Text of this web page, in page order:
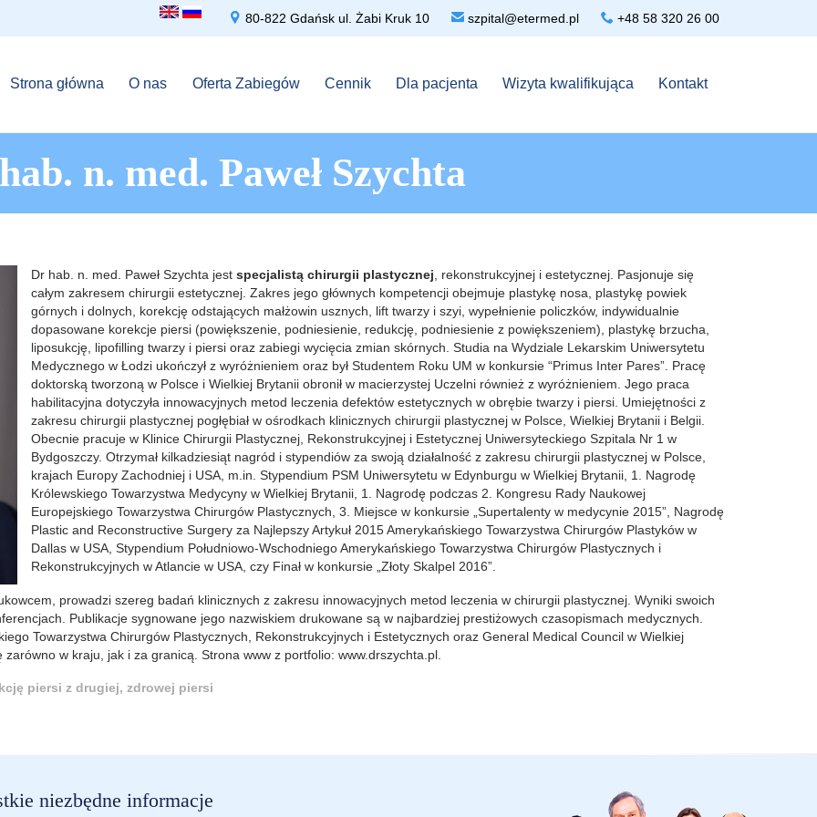
 80-822 Gdańsk ul. Żabi Kruk 10  szpital@etermed.pl  +48 58 320 26 00
Strona główna O nas Oferta Zabiegów Cennik Dla pacjenta Wizyta kwalifikująca Kontakt
n. med. Paweł Szychta
Dr hab. n. med. Paweł Szychta jest specjalistą chirurgii plastycznej , rekonstrukcyjnej i estetycznej. Pasjonuje się
całym zakresem chirurgii estetycznej. Zakres jego głównych kompetencji obejmuje plastykę nosa, plastykę powiek
górnych i dolnych, korekcję odstających małżowin usznych, lift twarzy i szyi, wypełnienie policzków, indywidualnie
dopasowane korekcje piersi (powiększenie, podniesienie, redukcję, podniesienie z powiększeniem), plastykę brzucha,
liposukcję, lipofilling twarzy i piersi oraz zabiegi wycięcia zmian skórnych. Studia na Wydziale Lekarskim Uniwersytetu
Medycznego w Łodzi ukończył z wyróżnieniem oraz był Studentem Roku UM w konkursie “Primus Inter Pares”. Pracę
doktorską tworzoną w Polsce i Wielkiej Brytanii obronił w macierzystej Uczelni również z wyróżnieniem. Jego praca
habilitacyjna dotyczyła innowacyjnych metod leczenia defektów estetycznych w obrębie twarzy i piersi. Umiejętności z
zakresu chirurgii plastycznej pogłębiał w ośrodkach klinicznych chirurgii plastycznej w Polsce, Wielkiej Brytanii i Belgii.
Obecnie pracuje w Klinice Chirurgii Plastycznej, Rekonstrukcyjnej i Estetycznej Uniwersyteckiego Szpitala Nr 1 w
Bydgoszczy. Otrzymał kilkadziesiąt nagród i stypendiów za swoją działalność z zakresu chirurgii plastycznej w Polsce,
krajach Europy Zachodniej i USA, m.in. Stypendium PSM Uniwersytetu w Edynburgu w Wielkiej Brytanii, 1. Nagrodę
Królewskiego Towarzystwa Medycyny w Wielkiej Brytanii, 1. Nagrodę podczas 2. Kongresu Rady Naukowej
Europejskiego Towarzystwa Chirurgów Plastycznych, 3. Miejsce w konkursie „Supertalenty w medycynie 2015”, Nagrodę
Plastic and Reconstructive Surgery za Najlepszy Artykuł 2015 Amerykańskiego Towarzystwa Chirurgów Plastyków w
Dallas w USA, Stypendium Południowo-Wschodniego Amerykańskiego Towarzystwa Chirurgów Plastycznych i
Rekonstrukcyjnych w Atlancie w USA, czy Finał w konkursie „Złoty Skalpel 2016”.
prowadzi szereg badań klinicznych z zakresu innowacyjnych metod leczenia w chirurgii plastycznej. Wyniki swoich
Publikacje sygnowane jego nazwiskiem drukowane są w najbardziej prestiżowych czasopismach medycznych.
Towarzystwa Chirurgów Plastycznych, Rekonstrukcyjnych i Estetycznych oraz General Medical Council w Wielkiej
w kraju, jak i za granicą. Strona www z portfolio: www.drszychta.pl.
piersi z drugiej, zdrowej piersi
niezbędne informacje